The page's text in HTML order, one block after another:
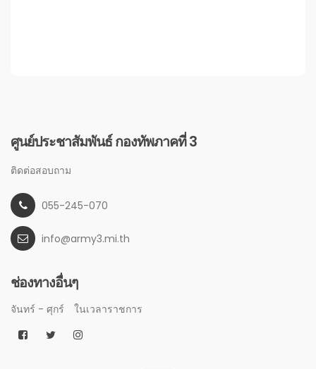
ศูนย์ประชาสัมพันธ์ กองทัพภาคที่ 3
ติดต่อสอบถาม
055-245-070
info@army3.mi.th
ช่องทางอื่นๆ
จันทร์ - ศุกร์ ในเวลาราชการ